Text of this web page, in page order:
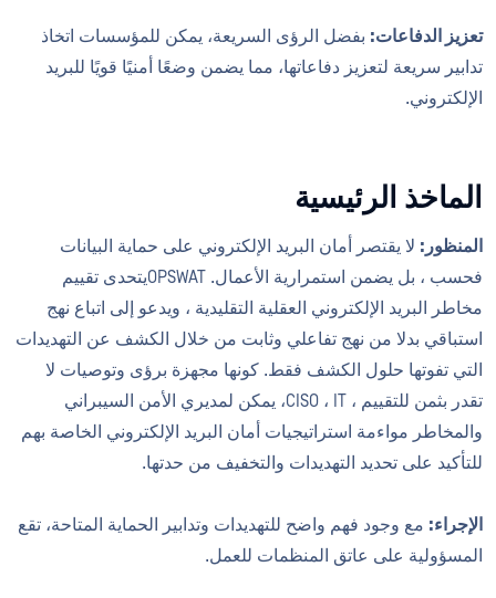
تعزيز الدفاعات: بفضل الرؤى السريعة، يمكن للمؤسسات اتخاذ
تدابير سريعة لتعزيز دفاعاتها، مما يضمن وضعًا أمنيًا قويًا للبريد
الإلكتروني.
الماخذ الرئيسية
المنظور: لا يقتصر أمان البريد الإلكتروني على حماية البيانات
فحسب ، بل يضمن استمرارية الأعمال. OPSWATيتحدى تقييم
مخاطر البريد الإلكتروني العقلية التقليدية ، ويدعو إلى اتباع نهج
استباقي بدلا من نهج تفاعلي وثابت من خلال الكشف عن التهديدات
التي تفوتها حلول الكشف فقط. كونها مجهزة برؤى وتوصيات لا
تقدر بثمن للتقييم ، CISO ، IT، يمكن لمديري الأمن السيبراني
والمخاطر مواءمة استراتيجيات أمان البريد الإلكتروني الخاصة بهم
للتأكيد على تحديد التهديدات والتخفيف من حدتها.
الإجراء: مع وجود فهم واضح للتهديدات وتدابير الحماية المتاحة، تقع
المسؤولية على عاتق المنظمات للعمل.